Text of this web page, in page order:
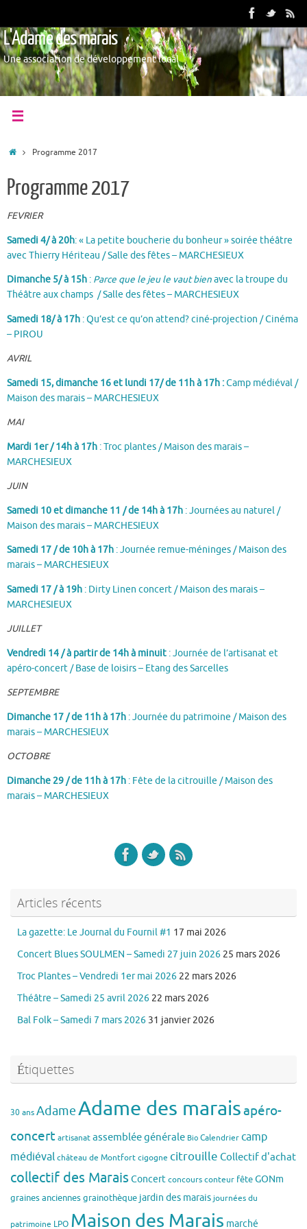
L'Adame des marais
Une association de développement local
Programme 2017
Programme 2017
FEVRIER
Samedi 4/ à 20h: « La petite boucherie du bonheur » soirée théâtre
avec Thierry Hériteau / Salle des fêtes – MARCHESIEUX
Dimanche 5/ à 15h : Parce que le jeu le vaut bienavec la troupe du
Théâtre aux champs / Salle des fêtes – MARCHESIEUX
Samedi 18/ à 17h : Qu’est ce qu’on attend? ciné-projection / Cinéma
– PIROU
AVRIL
Samedi 15, dimanche 16 et lundi 17/ de 11h à 17h :Camp médiéval /
Maison des marais – MARCHESIEUX
MAI
Mardi 1er / 14h à 17h : Troc plantes / Maison des marais –
MARCHESIEUX
JUIN
Samedi 10 et dimanche 11 / de 14h à 17h : Journées au naturel /
Maison des marais – MARCHESIEUX
Samedi 17 / de 10h à 17h : Journée remue-méninges / Maison des
marais – MARCHESIEUX
Samedi 17 / à 19h : Dirty Linen concert / Maison des marais –
MARCHESIEUX
JUILLET
Vendredi 14 / à partir de 14h à minuit : Journée de l’artisanat et
apéro-concert / Base de loisirs – Etang des Sarcelles
SEPTEMBRE
Dimanche 17 / de 11h à 17h : Journée du patrimoine / Maison des
marais – MARCHESIEUX
OCTOBRE
Dimanche 29 / de 11h à 17h : Fête de la citrouille / Maison des
marais – MARCHESIEUX
Articles récents
La gazette: Le Journal du Fournil #1 17 mai 2026
Concert Blues SOULMEN – Samedi 27 juin 2026 25 mars 2026
Troc Plantes – Vendredi 1er mai 2026 22 mars 2026
Théâtre – Samedi 25 avril 2026 22 mars 2026
Bal Folk – Samedi 7 mars 2026 31 janvier 2026
Étiquettes
30 ansAdameAdame des maraisapéro-
concertartisanatassemblée générale Bio Calendriercamp
médiévalchâteau de Montfortcigogne citrouille Collectif d'achat
collectif des Marais Concertconcoursconteur fêteGONm
graines anciennesgrainothèque jardin des marais journées du
patrimoine LPO Maison des Marais marché